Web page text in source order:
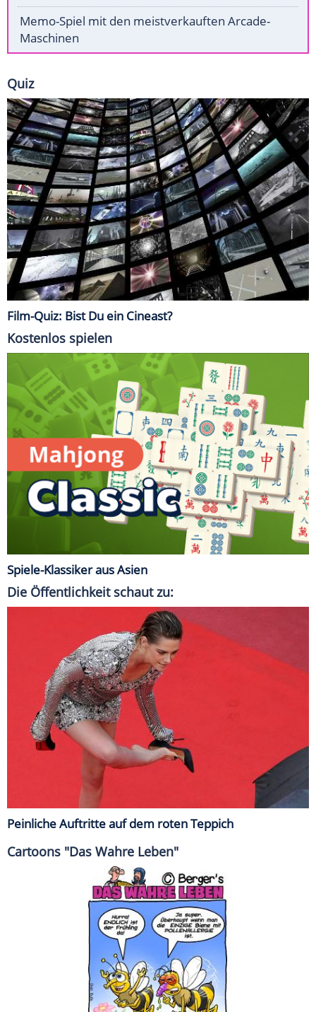
Memo-Spiel mit den meistverkauften Arcade-
Maschinen
Quiz
Film-Quiz: Bist Du ein Cineast?
Kostenlos spielen
Spiele-Klassiker aus Asien
Die Öffentlichkeit schaut zu:
Peinliche Auftritte auf dem roten Teppich
Cartoons "Das Wahre Leben"